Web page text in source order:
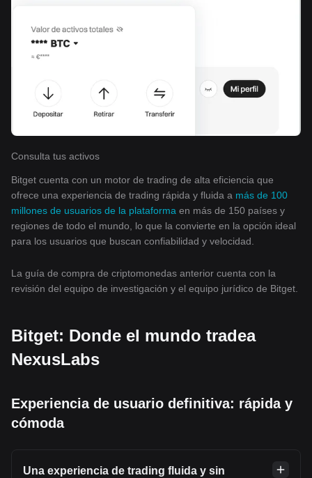
Consulta tus activos
Bitget cuenta con un motor de trading de alta eficiencia que
ofrece una experiencia de trading rápida y fluida a más de 100
millones de usuarios de la plataforma en más de 150 países y
regiones de todo el mundo, lo que la convierte en la opción ideal
para los usuarios que buscan confiabilidad y velocidad.
La guía de compra de criptomonedas anterior cuenta con la
revisión del equipo de investigación y el equipo jurídico de Bitget.
Bitget: Donde el mundo tradea
NexusLabs
Experiencia de usuario definitiva: rápida y
cómoda
Una experiencia de trading fluida y sin